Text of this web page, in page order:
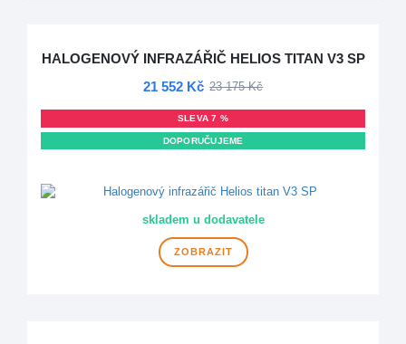
HALOGENOVÝ INFRAZÁŘIČ HELIOS TITAN V3 SP
21 552 Kč 23 175 Kč
SLEVA 7 %
DOPORUČUJEME
skladem u dodavatele
ZOBRAZIT